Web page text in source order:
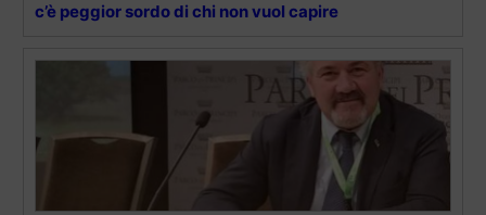
c’è peggior sordo di chi non vuol capire